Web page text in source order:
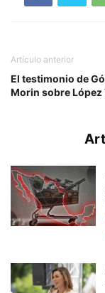
Artículo anterior
El testimonio de
Morin sobre López